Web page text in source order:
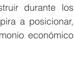
durante los
a posicionar,
económico